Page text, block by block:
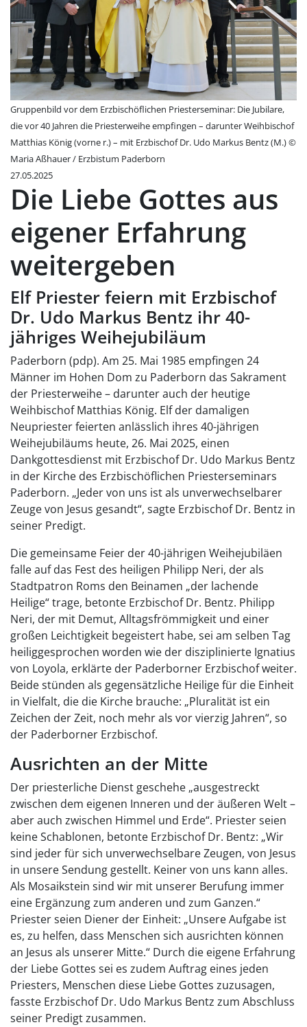
Gruppenbild vor dem Erzbischöflichen Priesterseminar: Die Jubilare,
die vor 40 Jahren die Priesterweihe empfingen – darunter Weihbischof
Matthias König (vorne r.) – mit Erzbischof Dr. Udo Markus Bentz (M.) ©
Maria Aßhauer / Erzbistum Paderborn
27.05.2025
Die Liebe Gottes aus
eigener Erfahrung
weitergeben
Elf Priester feiern mit Erzbischof
Dr. Udo Markus Bentz ihr 40-
jähriges Weihejubiläum
Paderborn (pdp). Am 25. Mai 1985 empfingen 24
Männer im Hohen Dom zu Paderborn das Sakrament
der Priesterweihe – darunter auch der heutige
Weihbischof Matthias König. Elf der damaligen
Neupriester feierten anlässlich ihres 40-jährigen
Weihejubiläums heute, 26. Mai 2025, einen
Dankgottesdienst mit Erzbischof Dr. Udo Markus Bentz
in der Kirche des Erzbischöflichen Priesterseminars
Paderborn. „Jeder von uns ist als unverwechselbarer
Zeuge von Jesus gesandt“, sagte Erzbischof Dr. Bentz in
seiner Predigt.
Die gemeinsame Feier der 40-jährigen Weihejubiläen
falle auf das Fest des heiligen Philipp Neri, der als
Stadtpatron Roms den Beinamen „der lachende
Heilige“ trage, betonte Erzbischof Dr. Bentz. Philipp
Neri, der mit Demut, Alltagsfrömmigkeit und einer
großen Leichtigkeit begeistert habe, sei am selben Tag
heiliggesprochen worden wie der disziplinierte Ignatius
von Loyola, erklärte der Paderborner Erzbischof weiter.
Beide stünden als gegensätzliche Heilige für die Einheit
in Vielfalt, die die Kirche brauche: „Pluralität ist ein
Zeichen der Zeit, noch mehr als vor vierzig Jahren“, so
der Paderborner Erzbischof.
Ausrichten an der Mitte
Der priesterliche Dienst geschehe „ausgestreckt
zwischen dem eigenen Inneren und der äußeren Welt –
aber auch zwischen Himmel und Erde“. Priester seien
keine Schablonen, betonte Erzbischof Dr. Bentz: „Wir
sind jeder für sich unverwechselbare Zeugen, von Jesus
in unsere Sendung gestellt. Keiner von uns kann alles.
Als Mosaikstein sind wir mit unserer Berufung immer
eine Ergänzung zum anderen und zum Ganzen.“
Priester seien Diener der Einheit: „Unsere Aufgabe ist
es, zu helfen, dass Menschen sich ausrichten können
an Jesus als unserer Mitte.“ Durch die eigene Erfahrung
der Liebe Gottes sei es zudem Auftrag eines jeden
Priesters, Menschen diese Liebe Gottes zuzusagen,
fasste Erzbischof Dr. Udo Markus Bentz zum Abschluss
seiner Predigt zusammen.